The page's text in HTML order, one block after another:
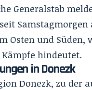
Generalstab
Samstagmorgen
Osten und Süden,
hindeutet.
in Donezk
Donezk, zu der